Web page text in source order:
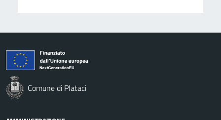
Comune di Plataci